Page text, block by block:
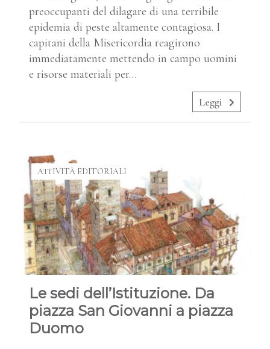
preoccupanti del dilagare di una terribile
epidemia di peste altamente contagiosa. I
capitani della Misericordia reagirono
immediatamente mettendo in campo uomini
e risorse materiali per…
Leggi
ATTIVITÀ EDITORIALI
Le sedi dell’Istituzione. Da
piazza San Giovanni a piazza
Duomo